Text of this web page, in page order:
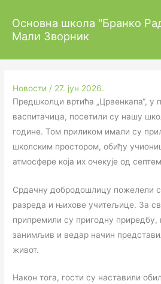
садржај
Основна школа "Бранко
Мали Зворник
Посета предшколаца
Новости / 27. јун 2026.
Предшколци вртића „Црвенкапа“, у
васпитачица, посетили су нашу
године. Том приликом имали су
школским простором, обиђу
атмосфере која их очекује од
Срдачну добродошлицу пожелели
разреда и њихове учитељице. За
припремили су пригодну приредбу,
занимљив и ведар начин
живот.
Након тога, гости су наставили